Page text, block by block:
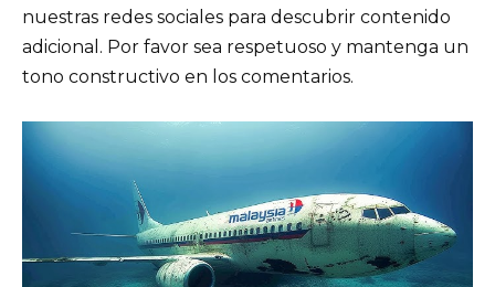
nuestras redes sociales para descubrir contenido
adicional. Por favor sea respetuoso y mantenga un
tono constructivo en los comentarios.